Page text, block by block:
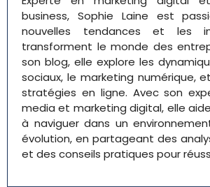
business, Sophie Laine est
nouvelles tendances et les
transforment le monde des
son blog, elle explore les
sociaux, le marketing numérique,
stratégies en ligne. Avec son
media et marketing digital, elle
à naviguer dans un
évolution, en partageant des
et des conseils pratiques pour